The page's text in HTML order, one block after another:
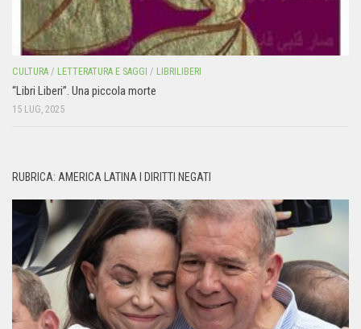
CULTURA / LETTERATURA E SAGGI / LIBRILIBERI
“Libri Liberi”. Una piccola morte
15 LUG, 2025
RUBRICA: AMERICA LATINA I DIRITTI NEGATI